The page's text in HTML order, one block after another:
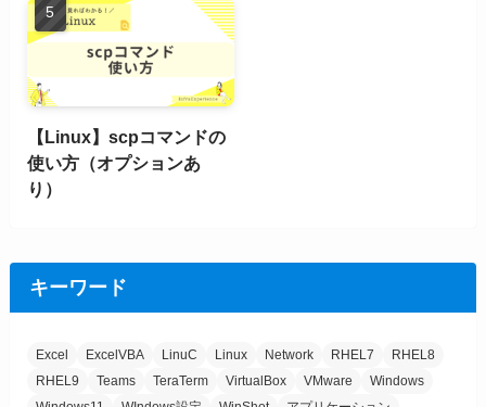
【Linux】scpコマンドの
使い方（オプションあ
り）
キーワード
Excel ExcelVBA LinuC Linux Network RHEL7
RHEL8
RHEL9
Teams TeraTerm VirtualBox VMware
Windows